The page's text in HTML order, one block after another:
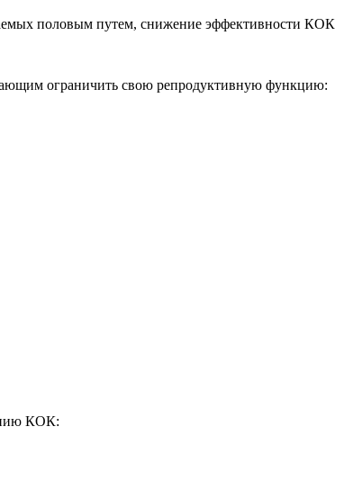
половым путем, снижение эффективности КОК
ограничить свою репродуктивную функцию:
КОК: